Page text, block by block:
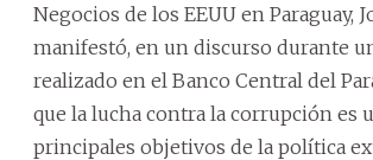
Negocios de los EEUU en Paraguay,
manifestó, en un discurso durante
realizado en el Banco Central del
que la lucha contra la corrupción es
principales objetivos de la política